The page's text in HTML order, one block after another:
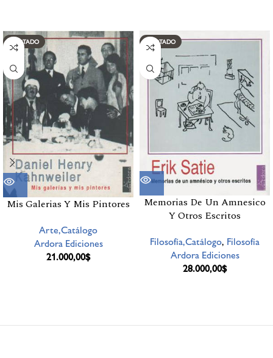
AGOTADO
Mis Galerias Y Mis Pintores
Arte,Catálogo
Ardora Ediciones
21.000,00$
AGOTADO
Memorias De Un Amnesico
Y Otros Escritos
Filosofía,Catálogo, Filosofía
Ardora Ediciones
28.000,00$